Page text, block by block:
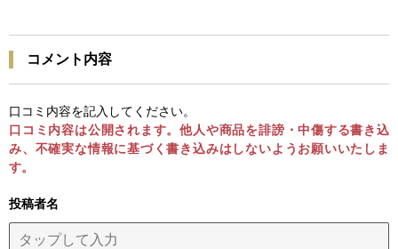
コメント内容
口コミ内容を記入してください。
口コミ内容は公開されます。他人や商品を誹謗・中傷する書き込
み、不確実な情報に基づく書き込みはしないようお願いいたしま
す。
投稿者名